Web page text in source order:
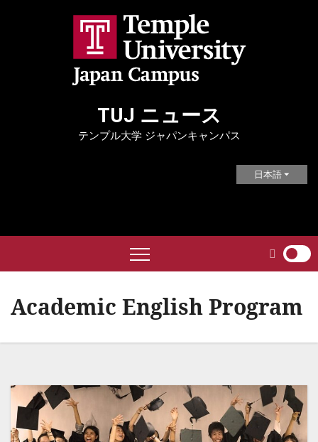
TUJ ニュース
テンプル大学 ジャパンキャンパス
日本語
Academic English Program